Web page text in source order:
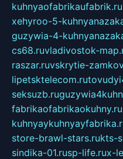
kuhnyaofabrikaufabrik.ru
xehyroo-5-
guzywia-4-
cs68.ruvladivostok-
raszar.ruvskrytie-
lipetsktelecom.ru
seksuzb.ru
fabrikaofabrikaokuhny.ru
store-brawl-stars.rukts-
sindika-01.rusp-life.rux-